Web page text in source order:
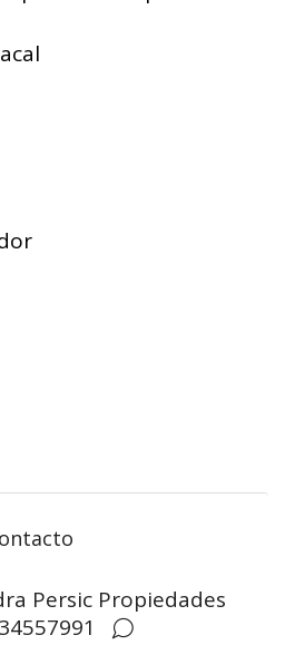
Persic Propiedades